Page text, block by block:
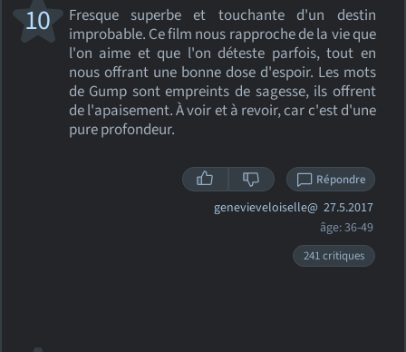
Fresque superbe et touchante d'un destin
improbable. Ce film nous rapproche de la vie que
l'on aime et que l'on déteste parfois, tout en
nous offrant une bonne dose d'espoir. Les mots
de Gump sont empreints de sagesse, ils offrent
de l'apaisement. À voir et à revoir, car c'est d'une
pure profondeur.
10
Répondre
genevieveloiselle@ 27.5.2017
âge: 36-49
241 critiques